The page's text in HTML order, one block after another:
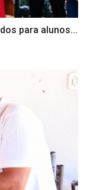
para alunos...